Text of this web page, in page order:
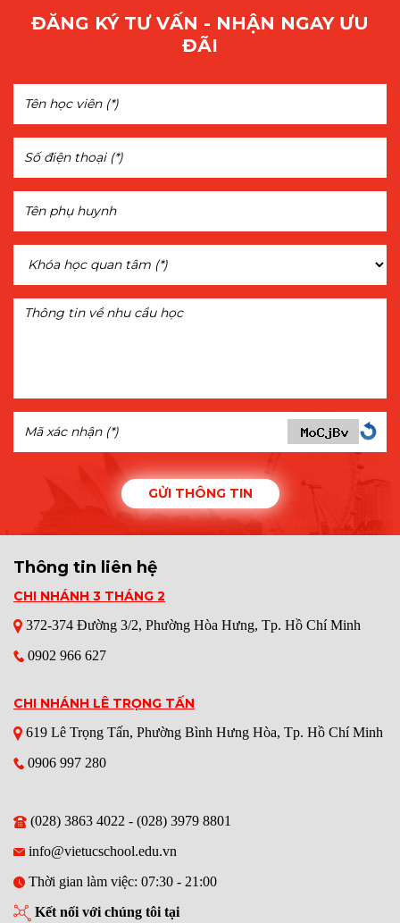
ĐĂNG KÝ TƯ VẤN - NHẬN NGAY ƯU
ĐÃI
GỬI THÔNG TIN
Thông tin liên hệ
CHI NHÁNH 3 THÁNG 2
372-374 Đường 3/2, Phường Hòa Hưng, Tp. Hồ Chí Minh
0902 966 627
CHI NHÁNH LÊ TRỌNG TẤN
619 Lê Trọng Tấn, Phường Bình Hưng Hòa, Tp. Hồ Chí Minh
0906 997 280
(028) 3863 4022 - (028) 3979 8801
info@vietucschool.edu.vn
Thời gian làm việc: 07:30 - 21:00
Kết nối với chúng tôi tại